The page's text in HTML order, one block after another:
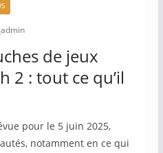
de jeux
2 : tout ce qu’il
pour le 5 juin 2025,
notamment en ce qui